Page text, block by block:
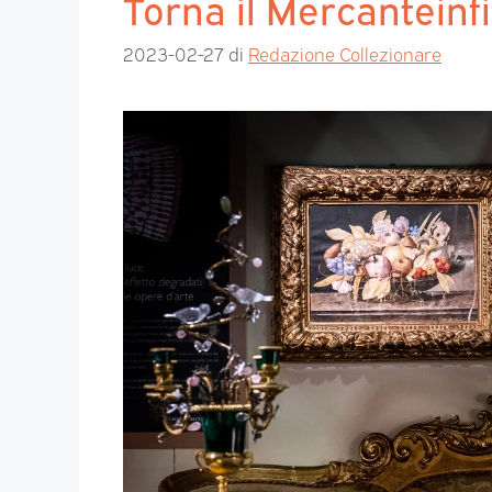
2023-02-27 di Redazione Collezionare